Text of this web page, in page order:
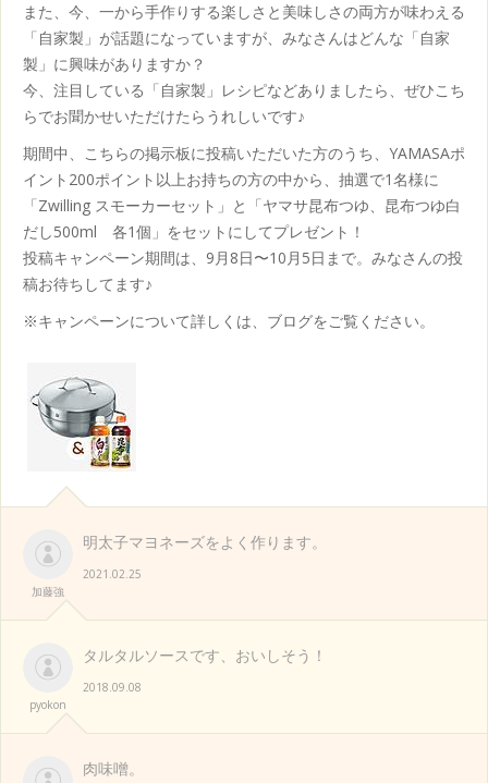
また、今、一から手作りする楽しさと美味しさの両方が味わえる
「自家製」が話題になっていますが、みなさんはどんな「自家
製」に興味がありますか？
今、注目している「自家製」レシピなどありましたら、ぜひこち
らでお聞かせいただけたらうれしいです♪
期間中、こちらの掲示板に投稿いただいた方のうち、YAMASAポ
イント200ポイント以上お持ちの方の中から、抽選で1名様に
「Zwilling スモーカーセット」と「ヤマサ昆布つゆ、昆布つゆ白
だし500ml 各1個」をセットにしてプレゼント！
投稿キャンペーン期間は、9月8日〜10月5日まで。みなさんの投
稿お待ちしてます♪
※キャンペーンについて詳しくは、ブログをご覧ください。
加藤強
明太子マヨネーズをよく作ります。
2021.02.25
pyokon
タルタルソースです、おいしそう！
2018.09.08
肉味噌。